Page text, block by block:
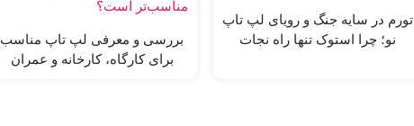
تورم در سایه جنگ و رویای لپ تاپ
نو؛ چرا استوک تنها راه نجات
بررسی و معرفی لپ‌ تاپ مناسب
برای کارگاه، کارخانه و عمران